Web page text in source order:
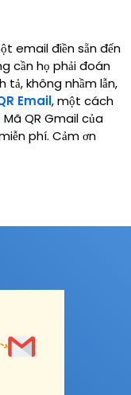
email điền sẵn đến
cần họ phải đoán
tả, không nhầm lẫn,
Email, một cách
QR Gmail của
phí. Cảm ơn